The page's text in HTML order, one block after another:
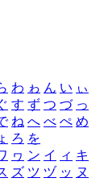
わ ゎ ん い ぃ
す ず つ づ っ
ね へ べ ぺ め
ろ を
ヮ ン イ ィ キ
ズ ツ ヅ ッ ヌ